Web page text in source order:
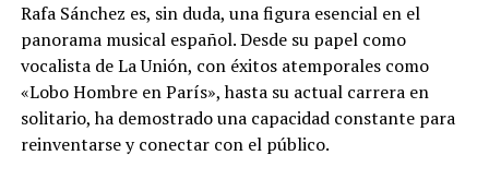
Rafa Sánchez es, sin duda, una figura esencial en el
panorama musical español. Desde su papel como
vocalista de La Unión, con éxitos atemporales como
«Lobo Hombre en París», hasta su actual carrera en
solitario, ha demostrado una capacidad constante para
reinventarse y conectar con el público.